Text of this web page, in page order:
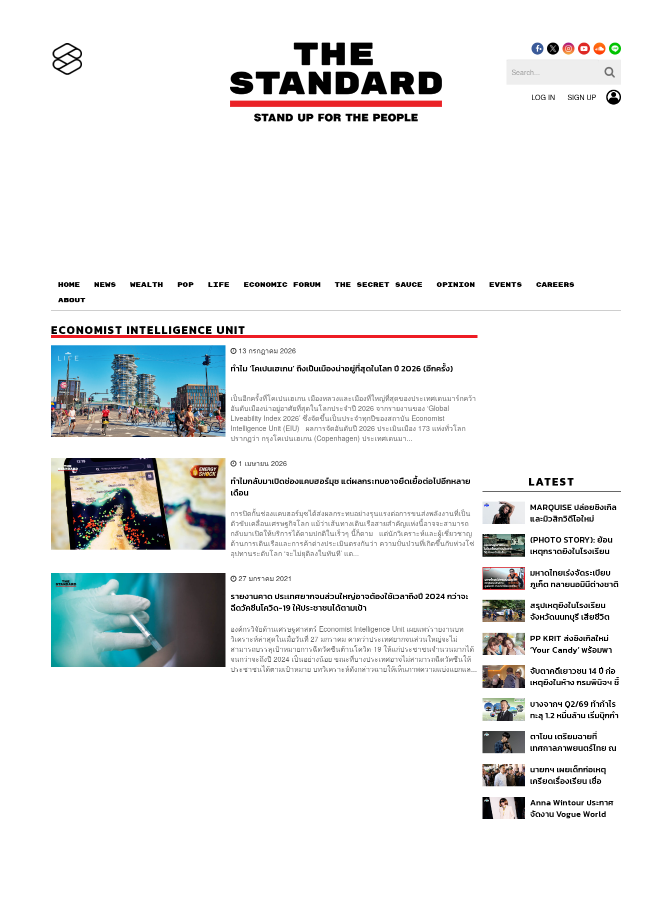
LOG IN SIGN UP
HOME NEWS WEALTH POP LIFE ECONOMIC FORUM THE SECRET SAUCE​ OPINION EVENTS CAREERS
ABOUT
ECONOMIST INTELLIGENCE UNIT
13 กรกฎาคม 2026
ทำไม ‘โคเปนเฮเกน’ ถึงเป็นเมืองน่าอยู่ที่สุดในโลก ปี 2026 (อีกครั้ง)
เป็นอีกครั้งที่โคเปนเฮเกน เมืองหลวงและเมืองที่ใหญ่ที่สุดของประเทศเดนมาร์กคว้า
อันดับเมืองน่าอยู่อาศัยที่สุดในโลกประจำปี 2026 จากรายงานของ ‘Global
Liveability Index 2026’ ซึ่งจัดขึ้นเป็นประจำทุกปีของสถาบัน Economist
Intelligence Unit (EIU) ผลการจัดอันดับปี 2026 ประเมินเมือง 173 แห่งทั่วโลก
ปรากฏว่า กรุงโคเปนเฮเกน (Copenhagen) ประเทศเดนมา...
1 เมษายน 2026
ทำไมกลับมาเปิดช่องแคบฮอร์มุซ แต่ผลกระทบอาจยืดเยื้อต่อไปอีกหลาย
เดือน
การปิดกั้นช่องแคบฮอร์มุซได้ส่งผลกระทบอย่างรุนแรงต่อการขนส่งพลังงานที่เป็น
ตัวขับเคลื่อนเศรษฐกิจโลก แม้ว่าเส้นทางเดินเรือสายสำคัญแห่งนี้อาจจะสามารถ
กลับมาเปิดให้บริการได้ตามปกติในเร็วๆ นี้ก็ตาม แต่นักวิเคราะห์และผู้เชี่ยวชาญ
ด้านการเดินเรือและการค้าต่างประเมินตรงกันว่า ความปั่นป่วนที่เกิดขึ้นกับห่วงโซ่
อุปทานระดับโลก ‘จะไม่ยุติลงในทันที’ แต...
27 มกราคม 2021
รายงานคาด ประเทศยากจนส่วนใหญ่อาจต้องใช้เวลาถึงปี 2024 กว่าจะ
ฉีดวัคซีนโควิด-19 ให้ประชาชนได้ตามเป้า
องค์กรวิจัยด้านเศรษฐศาสตร์ Economist Intelligence Unit เผยแพร่รายงานบท
วิเคราะห์ล่าสุดในเมื่อวันที่ 27 มกราคม คาดว่าประเทศยากจนส่วนใหญ่จะไม่
สามารถบรรลุเป้าหมายการฉีดวัคซีนต้านโควิด-19 ให้แก่ประชาชนจำนวนมากได้
จนกว่าจะถึงปี 2024 เป็นอย่างน้อย ขณะที่บางประเทศอาจไม่สามารถฉีดวัคซีนให้
ประชาชนได้ตามเป้าหมาย บทวิเคราะห์ดังกล่าวฉายให้เห็นภาพความแบ่งแยกแล...
LATEST
MARQUISE ปล่อยซิงเกิล
และมิวสิกวิดีโอใหม่
สัมพันธ์สุด Toxic
(PHOTO STORY): ย้อน
เหตุกราดยิงในโรงเรียน
นักเรียน
มหาดไทยเร่งจัดระเบียบ
ภูเก็ต ทลายนอมินีต่างชาติ
ที่ดิน เคลียร์ใบอนุญาต
โรงแรมค้าง 7 ปี
สรุปเหตุยิงในโรงเรียน
จังหวัดนนทบุรี เสียชีวิต
ปมค้นประวัติคดีกราดยิงที่
สหรัฐฯ
PP KRIT ส่งซิงเกิลใหม่
‘Your Candy’ พร้อมพา
สิกวิดีโอ
จับตาคดีเยาวชน 14 ปี ก่อ
เหตุยิงในห้าง กรมพินิจฯ ชี้
เนื่อง ประเมินปล่อยตัว
บางจากฯ Q2/69 ทำกำไร
ทะลุ 1.2 หมื่นล้าน เริ่มบุ๊กกำ
แรก หนุนรายได้ครึ่งปีทะลุ
3.2 แสนล้าน
ตาโขน เตรียมฉายที่
เทศกาลภาพยนตร์ไทย ณ
นายกฯ เผยเด็กก่อเหตุ
เครียดเรื่องเรียน เชื่อ
กระสุนอีกกว่า 30 นัด หาก
ไม่จบชีวิตตัวเองอาจสูญ
Anna Wintour ประกาศ
จัดงาน Vogue World